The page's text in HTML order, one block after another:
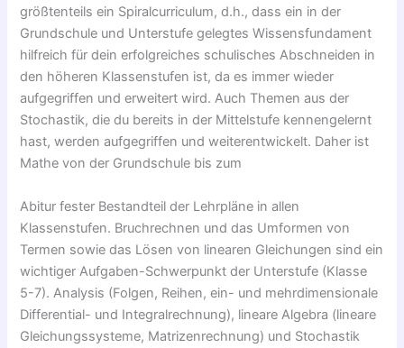
größtenteils ein Spiralcurriculum, d.h., dass ein in der
Grundschule und Unterstufe gelegtes Wissensfundament
hilfreich für dein erfolgreiches schulisches Abschneiden in
den höheren Klassenstufen ist, da es immer wieder
aufgegriffen und erweitert wird. Auch Themen aus der
Stochastik, die du bereits in der Mittelstufe kennengelernt
hast, werden aufgegriffen und weiterentwickelt. Daher ist
Mathe von der Grundschule bis zum
Abitur fester Bestandteil der Lehrpläne in allen
Klassenstufen. Bruchrechnen und das Umformen von
Termen sowie das Lösen von linearen Gleichungen sind ein
wichtiger Aufgaben-Schwerpunkt der Unterstufe (Klasse
5-7). Analysis (Folgen, Reihen, ein- und mehrdimensionale
Differential- und Integralrechnung), lineare Algebra (lineare
Gleichungssysteme, Matrizenrechnung) und Stochastik